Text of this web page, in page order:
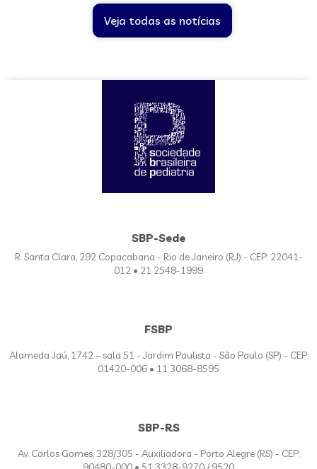
Veja todas as notícias
SBP-Sede
R. Santa Clara, 292 Copacabana - Rio de Janeiro (RJ) - CEP: 22041-
012 • 21 2548-1999
FSBP
Alameda Jaú, 1742 – sala 51 - Jardim Paulista - São Paulo (SP) - CEP:
01420-006 • 11 3068-8595
SBP-RS
Av. Carlos Gomes, 328/305 - Auxiliadora - Porto Alegre (RS) - CEP: